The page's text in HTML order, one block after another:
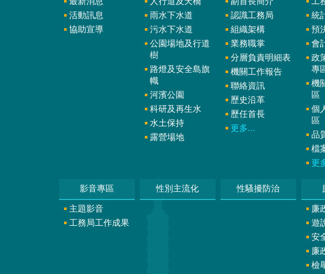
活動訊息
協助宣導
雨水下水道
污水下水道
公園場地及行道
樹
路燈及安全島旗
幟
河濱公園
科研及再生水
水土保持
露營場地
認識工務局
組織架構
業務職掌
分層負責明細表
機關工作報告
聯絡資訊
歷史沿革
歷任首長
更多...
統
預
會
政
專
機
區
個
區
品
檔
更
影音專區
主題影音
工務局工作成果
性別主流化 性騷擾防治
廉
遊
安
廉
檢